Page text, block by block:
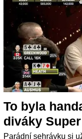
To byla
diváky
Parádní sehrávku si